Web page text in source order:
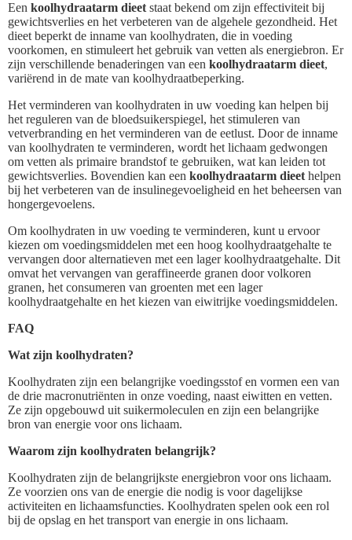
Een koolhydraatarm dieet staat bekend om zijn effectiviteit bij
gewichtsverlies en het verbeteren van de algehele gezondheid. Het
dieet beperkt de inname van koolhydraten, die in voeding
voorkomen, en stimuleert het gebruik van vetten als energiebron. Er
zijn verschillende benaderingen van een koolhydraatarm dieet,
variërend in de mate van koolhydraatbeperking.
Het verminderen van koolhydraten in uw voeding kan helpen bij
het reguleren van de bloedsuikerspiegel, het stimuleren van
vetverbranding en het verminderen van de eetlust. Door de inname
van koolhydraten te verminderen, wordt het lichaam gedwongen
om vetten als primaire brandstof te gebruiken, wat kan leiden tot
gewichtsverlies. Bovendien kan een koolhydraatarm dieet helpen
bij het verbeteren van de insulinegevoeligheid en het beheersen van
hongergevoelens.
Om koolhydraten in uw voeding te verminderen, kunt u ervoor
kiezen om voedingsmiddelen met een hoog koolhydraatgehalte te
vervangen door alternatieven met een lager koolhydraatgehalte. Dit
omvat het vervangen van geraffineerde granen door volkoren
granen, het consumeren van groenten met een lager
koolhydraatgehalte en het kiezen van eiwitrijke voedingsmiddelen.
FAQ
Wat zijn koolhydraten?
Koolhydraten zijn een belangrijke voedingsstof en vormen een van
de drie macronutriënten in onze voeding, naast eiwitten en vetten.
Ze zijn opgebouwd uit suikermoleculen en zijn een belangrijke
bron van energie voor ons lichaam.
Waarom zijn koolhydraten belangrijk?
Koolhydraten zijn de belangrijkste energiebron voor ons lichaam.
Ze voorzien ons van de energie die nodig is voor dagelijkse
activiteiten en lichaamsfuncties. Koolhydraten spelen ook een rol
bij de opslag en het transport van energie in ons lichaam.